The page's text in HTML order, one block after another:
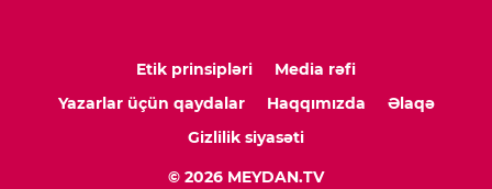
Etik prinsipləri
Media rəfi
Yazarlar üçün qaydalar
Haqqımızda
Əlaqə
Gizlilik siyasəti
© 2026 MEYDAN.TV